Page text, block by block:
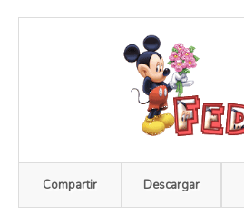
Compartir Descargar